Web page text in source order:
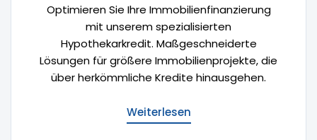
Optimieren Sie Ihre Immobilienfinanzierung
mit unserem spezialisierten
Hypothekarkredit. Maßgeschneiderte
Lösungen für größere Immobilienprojekte, die
über herkömmliche Kredite hinausgehen.
Weiterlesen